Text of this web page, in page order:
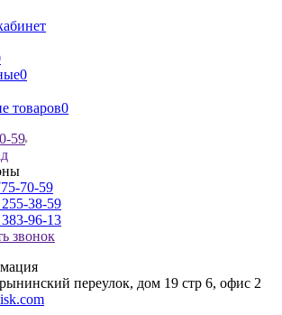
0
товаров0
59
70-59
38-59
96-13
звонок
переулок, дом 19 стр 6, офис 2